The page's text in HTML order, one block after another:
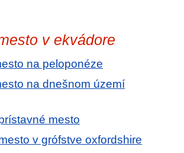
v ekvádore
na peloponéze
na dnešnom území
mesto
v grófstve oxfordshire